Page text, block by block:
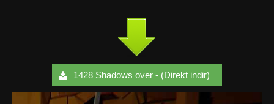
1428 Shadows over - (Direkt indir)